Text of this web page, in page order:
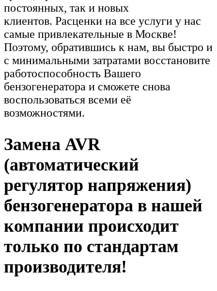
постоянных, так и новых
клиентов. Расценки на все услуги у нас
самые привлекательные в Москве!
Поэтому, обратившись к нам, вы быстро и
с минимальными затратами восстановите
работоспособность Вашего
бензогенератора и сможете снова
воспользоваться всеми её
возможностями.
Замена AVR
(автоматический
регулятор напряжения)
бензогенератора в нашей
компании происходит
только по стандартам
производителя!